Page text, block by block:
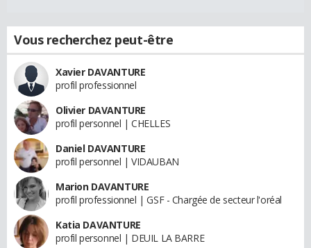
Vous recherchez peut-être
Xavier DAVANTURE
profil professionnel
Olivier DAVANTURE
profil personnel | CHELLES
Daniel DAVANTURE
profil personnel | VIDAUBAN
Marion DAVANTURE
profil professionnel | GSF - Chargée de secteur l'oréal
Katia DAVANTURE
profil personnel | DEUIL LA BARRE